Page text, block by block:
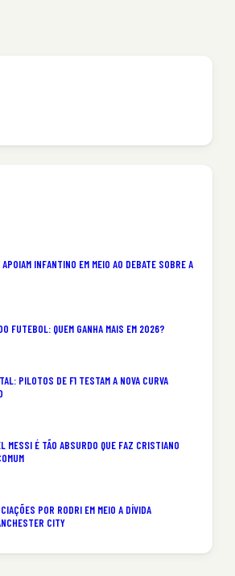
INFANTINO EM MEIO AO DEBATE SOBRE A
FUTEBOL: QUEM GANHA MAIS EM 2026?
PILOTOS DE F1 TESTAM A NOVA CURVA
MESSI É TÃO ABSURDO QUE FAZ CRISTIANO
POR RODRI EM MEIO A DÍVIDA
CITY